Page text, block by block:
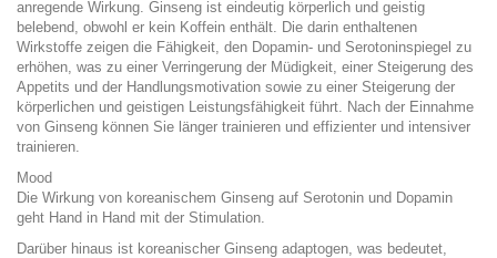
anregende Wirkung. Ginseng ist eindeutig körperlich und geistig
belebend, obwohl er kein Koffein enthält. Die darin enthaltenen
Wirkstoffe zeigen die Fähigkeit, den Dopamin- und Serotoninspiegel zu
erhöhen, was zu einer Verringerung der Müdigkeit, einer Steigerung des
Appetits und der Handlungsmotivation sowie zu einer Steigerung der
körperlichen und geistigen Leistungsfähigkeit führt. Nach der Einnahme
von Ginseng können Sie länger trainieren und effizienter und intensiver
trainieren.
Mood
Die Wirkung von koreanischem Ginseng auf Serotonin und Dopamin
geht Hand in Hand mit der Stimulation.
Darüber hinaus ist koreanischer Ginseng adaptogen, was bedeutet,